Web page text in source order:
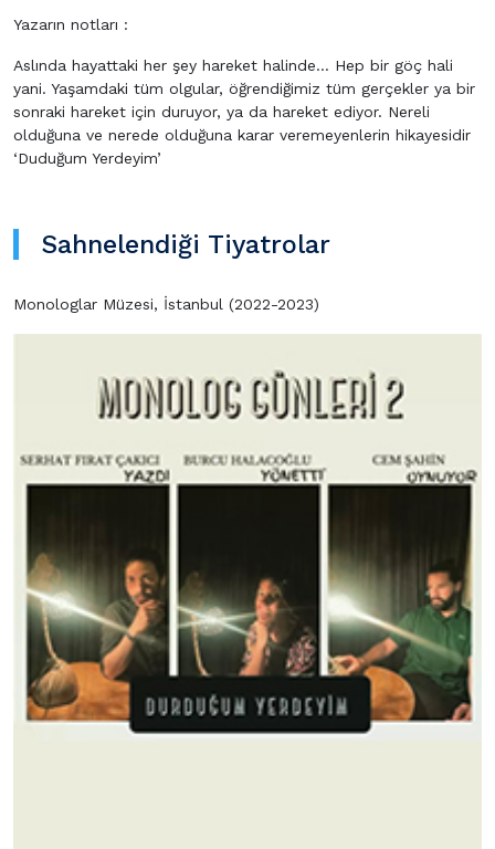
Yazarın notları :
Aslında hayattaki her şey hareket halinde… Hep bir göç hali
yani. Yaşamdaki tüm olgular, öğrendiğimiz tüm gerçekler ya bir
sonraki hareket için duruyor, ya da hareket ediyor. Nereli
olduğuna ve nerede olduğuna karar veremeyenlerin hikayesidir
‘Duduğum Yerdeyim’
Sahnelendiği Tiyatrolar
Monologlar Müzesi, İstanbul (2022-2023)